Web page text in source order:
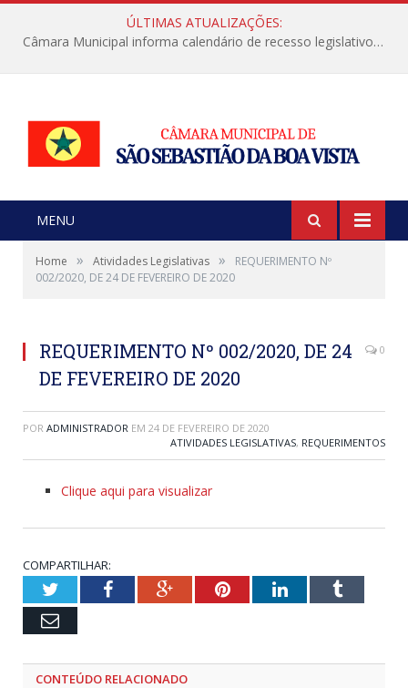
ÚLTIMAS ATUALIZAÇÕES:
Câmara Municipal informa calendário de recesso legislativo de julho
MENU
Home » Atividades Legislativas »
REQUERIMENTO Nº
002/2020, DE 24 DE FEVEREIRO DE 2020
REQUERIMENTO Nº 002/2020, DE 24
DE FEVEREIRO DE 2020
0
POR ADMINISTRADOR EM 24 DE FEVEREIRO DE 2020
ATIVIDADES LEGISLATIVAS, REQUERIMENTOS
Clique aqui para visualizar
COMPARTILHAR:
TwitterFacebookGoogle+PinterestLinkedInTumblr
Email
CONTEÚDO RELACIONADO